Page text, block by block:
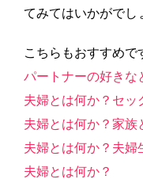
てみてはいかがでし
こちらもおすすめで
パートナーの好きな
夫婦とは何か？セッ
夫婦とは何か？家族
夫婦とは何か？夫婦
夫婦とは何か？